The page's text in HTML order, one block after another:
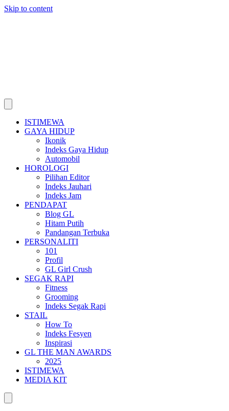
Skip to content
ISTIMEWA
GAYA HIDUP
Ikonik
Indeks Gaya Hidup
Automobil
HOROLOGI
Pilihan Editor
Indeks Jauhari
Indeks Jam
PENDAPAT
Blog GL
Hitam Putih
Pandangan Terbuka
PERSONALITI
101
Profil
GL Girl Crush
SEGAK RAPI
Fitness
Grooming
Indeks Segak Rapi
STAIL
How To
Indeks Fesyen
Inspirasi
GL THE MAN AWARDS
2025
ISTIMEWA
MEDIA KIT